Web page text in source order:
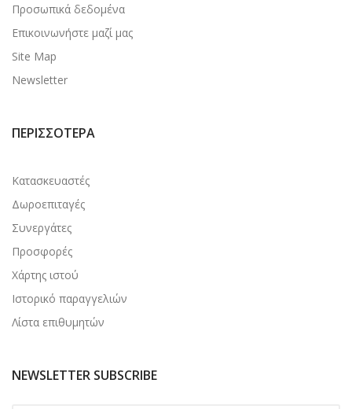
Προσωπικά δεδομένα
Επικοινωνήστε μαζί μας
Site Map
Newsletter
ΠΕΡΙΣΣΌΤΕΡΑ
Κατασκευαστές
Δωροεπιταγές
Συνεργάτες
Προσφορές
Χάρτης ιστού
Ιστορικό παραγγελιών
Λίστα επιθυμητών
NEWSLETTER SUBSCRIBE